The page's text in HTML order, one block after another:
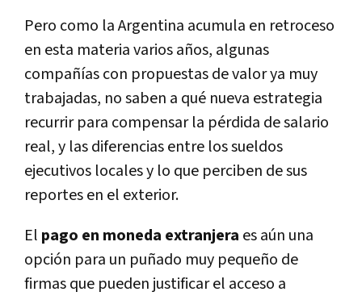
Pero como la Argentina acumula en retroceso
en esta materia varios años, algunas
compañías con propuestas de valor ya muy
trabajadas, no saben a qué nueva estrategia
recurrir para compensar la pérdida de salario
real, y las diferencias entre los sueldos
ejecutivos locales y lo que perciben de sus
reportes en el exterior.
El pago en moneda extranjera es aún una
opción para un puñado muy pequeño de
firmas que pueden justificar el acceso a